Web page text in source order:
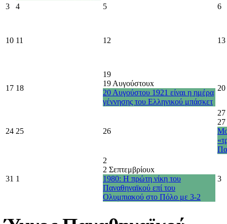
3 4 5 6
10 11 12 13
17 18
19
19 Αυγούστουx
20 Αυγούστου 1921 είναι η ημέρα
γέννησης του Ελληνικού μπάσκετ
20
24 25 26
27
31 1
2
2 Σεπτεμβρίουx
1980: Η πρώτη νίκη του
Παναθηναϊκού επί του
Ολυμπιακού στο Πόλο με 3-2
3